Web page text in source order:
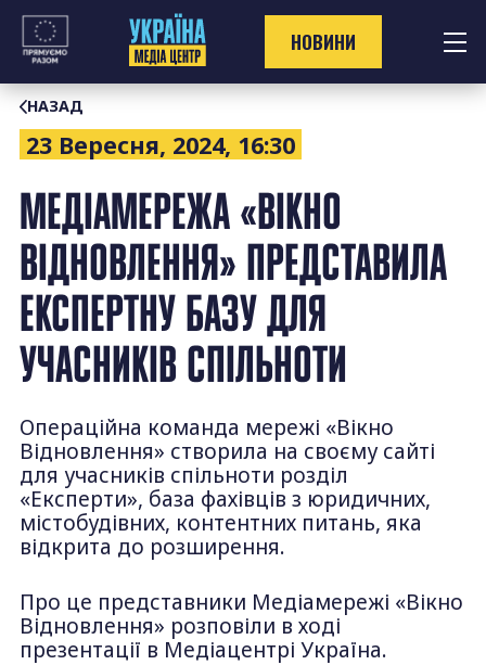
Перейти
контенту
НОВИНИ
НАЗАД
23 Вересня, 2024, 16:30
МЕДІАМЕРЕЖА «ВІКНО
ВІДНОВЛЕННЯ» ПРЕДСТАВИЛА
ЕКСПЕРТНУ БАЗУ ДЛЯ
УЧАСНИКІВ СПІЛЬНОТИ
Операційна команда мережі «Вікно
Відновлення» створила на своєму сайті
для учасників спільноти розділ
«Експерти», база фахівців з юридичних,
містобудівних, контентних питань, яка
відкрита до розширення.
Про це представники Медіамережі «Вікно
Відновлення» розповіли в ході
презентації в Медіацентрі Україна.